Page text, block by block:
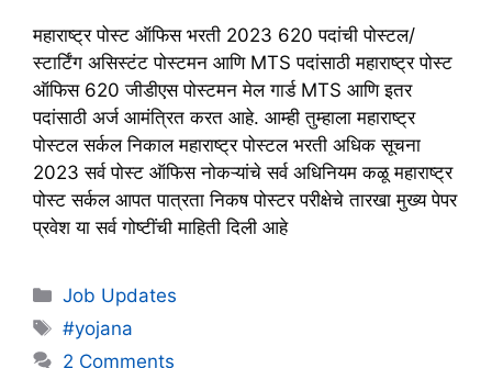
महाराष्ट्र पोस्ट ऑफिस भरती 2023 620 पदांची पोस्टल/
स्टार्टिंग असिस्टंट पोस्टमन आणि MTS पदांसाठी महाराष्ट्र पोस्ट
ऑफिस 620 जीडीएस पोस्टमन मेल गार्ड MTS आणि इतर
पदांसाठी अर्ज आमंत्रित करत आहे. आम्ही तुम्हाला महाराष्ट्र
पोस्टल सर्कल निकाल महाराष्ट्र पोस्टल भरती अधिक सूचना
2023 सर्व पोस्ट ऑफिस नोकऱ्यांचे सर्व अधिनियम कळू महाराष्ट्र
पोस्ट सर्कल आपत पात्रता निकष पोस्टर परीक्षेचे तारखा मुख्य पेपर
प्रवेश या सर्व गोष्टींची माहिती दिली आहे
Categories
Job Updates
Tags
#yojana
2 Comments